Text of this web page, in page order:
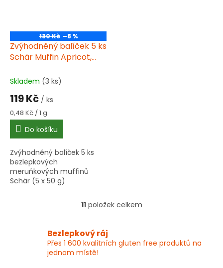
130 Kč –8 %
Zvýhodněný balíček 5 ks
Schär Muffin Apricot,
meruňkovou
50g
Skladem (3 ks)
119 Kč / ks
Měrná
cena:
0,48 Kč / 1 g
Do košíku
Zvýhodněný balíček 5 ks
bezlepkových
meruňkových muffinů
Schär (5 x 50 g)
O
á
d
11položek celkem
Bezlepkový ráj
Přes 1 600 kvalitních gluten free produktů na
jednom místě!